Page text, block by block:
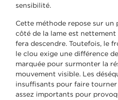
sensibilité.
Cette méthode repose sur un
côté de la lame est
fera descendre. Toutefois, le
le clou exige une différence
marquée pour surmonter la
mouvement visible. Les
insuffisants pour faire tourner
assez importants pour